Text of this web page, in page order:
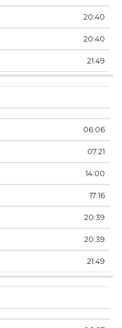
20:40
20:40
21:49
06:06
07:21
14:00
17:16
20:39
20:39
21:49